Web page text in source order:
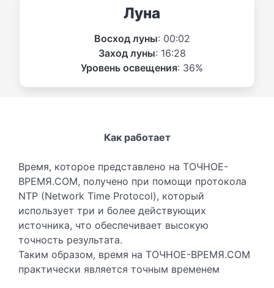
Луна
Восход луны: 00:02
Заход луны: 16:28
Уровень освещения: 36%
Как работает
Время, которое представлено на ТОЧНОЕ-
ВРЕМЯ.COM, получено при помощи протокола
NTP (Network Time Protocol), который
использует три и более действующих
источника, что обеспечивает высокую
точность результата.
Таким образом, время на ТОЧНОЕ-ВРЕМЯ.COM
практически является точным временем